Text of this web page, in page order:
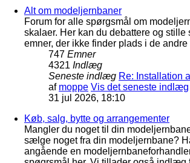
Alt om modeljernbaner
Forum for alle spørgsmål om
skalaer. Her kan du debattere og stille
emner, der ikke finder plads i de andre
747 Emner
4321 Indlæg
Seneste indlæg Re: Installation
af moppe Vis det seneste indlæg
31 jul 2026, 18:10
Køb, salg, bytte og arrangementer
Mangler du noget til din
sælge noget fra din modeljernbane?
angående en